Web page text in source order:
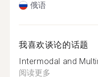
俄语
我喜欢谈论的话题
Intermodal and
阅读更多